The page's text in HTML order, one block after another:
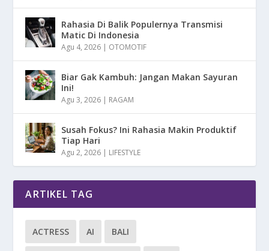
Rahasia Di Balik Populernya Transmisi
Matic Di Indonesia
Agu 4, 2026 | OTOMOTIF
Biar Gak Kambuh: Jangan Makan Sayuran
Ini!
Agu 3, 2026 | RAGAM
Susah Fokus? Ini Rahasia Makin Produktif
Tiap Hari
Agu 2, 2026 | LIFESTYLE
ARTIKEL TAG
ACTRESS AI BALI